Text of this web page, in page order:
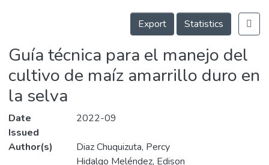
Estadísticas
Details
Export
Statistics
Guía técnica para el manejo del
cultivo de maíz amarrillo duro en
la selva
Date
Issued
2022-09
Author(s)
Diaz Chuquizuta, Percy
Hidalgo Meléndez, Edison